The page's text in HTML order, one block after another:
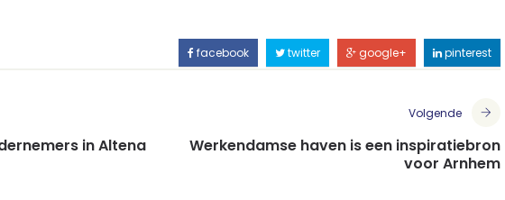
facebook twitter google+ pinterest
in Altena
Volgende
Werkendamse haven is een inspiratiebron
voor Arnhem